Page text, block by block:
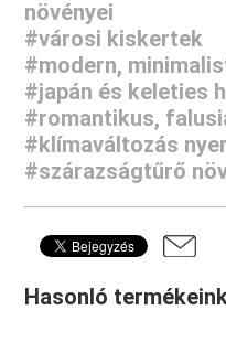
növényei
#városi kiskertek
#modern,
#japán és keleties
#romantikus,
#klímaváltozás
#szárazságtűrő
Hasonló